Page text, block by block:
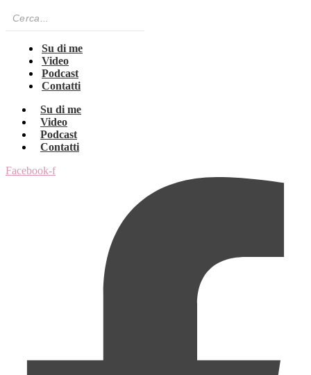
Su di me
Video
Podcast
Contatti
Su di me
Video
Podcast
Contatti
Facebook-f